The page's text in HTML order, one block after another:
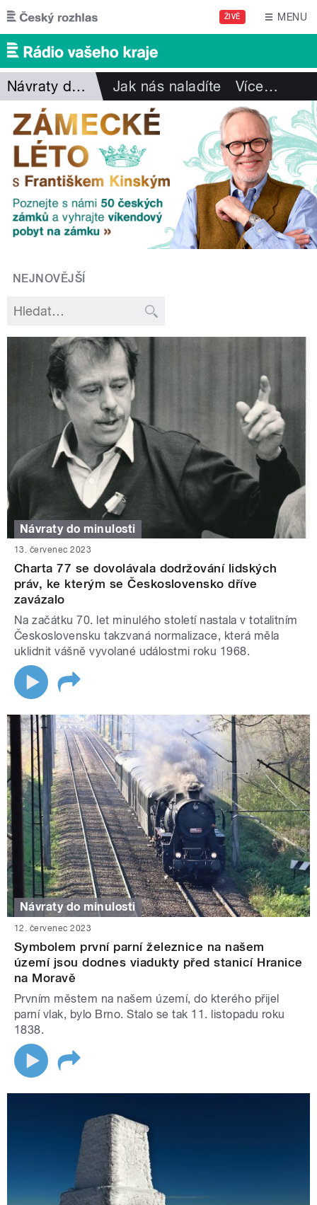
Přejít k hlavnímu obsahu
ŽIVĚ MENU
Návraty do minulosti Jak nás naladíte Více…
NEJNOVĚJŠÍ
Návraty do minulosti
13. červenec 2023
Charta 77 se dovolávala dodržování lidských
práv, ke kterým se Československo dříve
zavázalo
Na začátku 70. let minulého století nastala v totalitním
Československu takzvaná normalizace, která měla
uklidnit vášně vyvolané událostmi roku 1968.
Návraty do minulosti
12. červenec 2023
Symbolem první parní železnice na našem
území jsou dodnes viadukty před stanicí Hranice
na Moravě
Prvním městem na našem území, do kterého přijel
parní vlak, bylo Brno. Stalo se tak 11. listopadu roku
1838.